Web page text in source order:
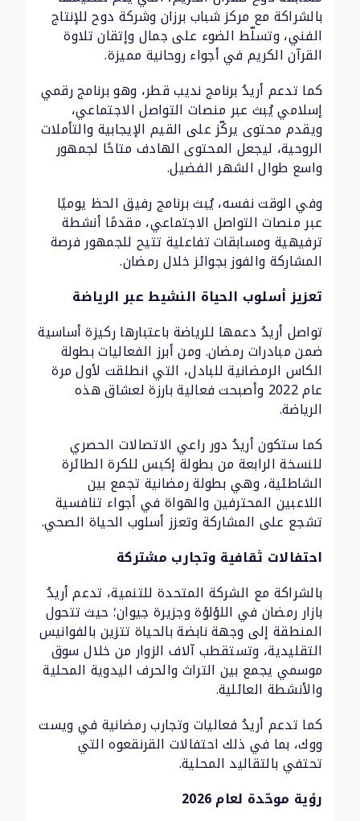
بالشراكة مع مركز شباب برزان وشركة دوح للإنتاج
الفني، وتسلّط الضوء على جمال وإتقان تلاوة
القرآن الكريم في أجواء روحانية مميزة.
كما تدعم أريدُ برنامج نديب قطر، وهو برنامج رقمي
إسلامي يُبث عبر منصات التواصل الاجتماعي،
ويقدم محتوى يركّز على القيم الإيجابية والتأملات
الروحية، ليجعل المحتوى الهادف متاحًا لجمهور
واسع طوال الشهر الفضيل.
وفي الوقت نفسه، يُبث برنامج رفيق الحظ يوميًا
عبر منصات التواصل الاجتماعي، مقدمًا أنشطة
ترفيهية ومسابقات تفاعلية تتيح للجمهور فرصة
المشاركة والفوز بجوائز خلال رمضان.
تعزيز أسلوب الحياة النشيط عبر الرياضة
تواصل أريدُ دعمها للرياضة باعتبارها ركيزة أساسية
ضمن مبادرات رمضان. ومن أبرز الفعاليات بطولة
الكاس الرمضانية للبادل، التي انطلقت لأول مرة
عام 2022 وأصبحت فعالية بارزة لعشاق هذه
الرياضة.
كما ستكون أريدُ دور راعي الاتصالات الحصري
للنسخة الرابعة من بطولة إكبس للكرة الطائرة
الشاطئية، وهي بطولة رمضانية تجمع بين
اللاعبين المحترفين والهواة في أجواء تنافسية
تشجع على المشاركة وتعزز أسلوب الحياة الصحي.
احتفالات ثقافية وتجارب مشتركة
بالشراكة مع الشركة المتحدة للتنمية، تدعم أريدُ
بازار رمضان في اللؤلؤة وجزيرة جيوان؛ حيث تتحول
المنطقة إلى وجهة نابضة بالحياة تتزين بالفوانيس
التقليدية، وتستقطب آلاف الزوار من خلال سوق
موسمي يجمع بين التراث والحرف اليدوية المحلية
والأنشطة العائلية.
كما تدعم أريدُ فعاليات وتجارب رمضانية في ويست
ووك، بما في ذلك احتفالات القرنقعوه التي
تحتفي بالتقاليد المحلية.
رؤية موحّدة لعام 2026